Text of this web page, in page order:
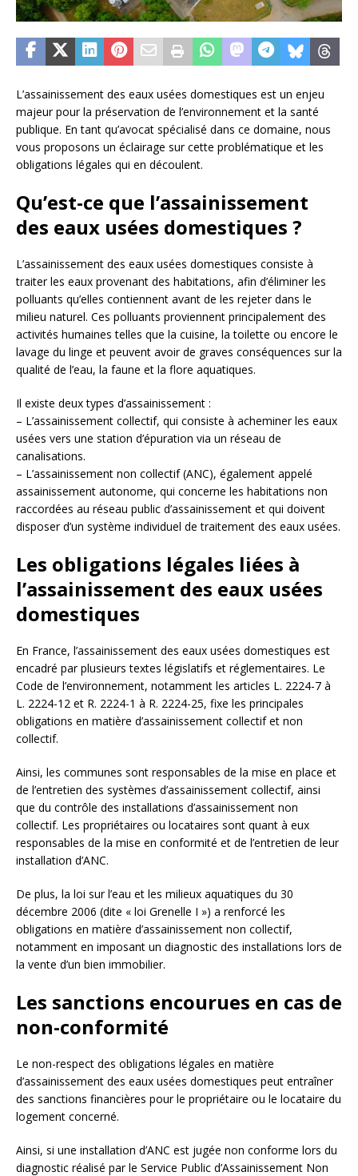
L’assainissement des eaux usées domestiques est un enjeu
majeur pour la préservation de l’environnement et la santé
publique. En tant qu’avocat spécialisé dans ce domaine, nous
vous proposons un éclairage sur cette problématique et les
obligations légales qui en découlent.
Qu’est-ce que l’assainissement
des eaux usées domestiques ?
L’assainissement des eaux usées domestiques consiste à
traiter les eaux provenant des habitations, afin d’éliminer les
polluants qu’elles contiennent avant de les rejeter dans le
milieu naturel. Ces polluants proviennent principalement des
activités humaines telles que la cuisine, la toilette ou encore le
lavage du linge et peuvent avoir de graves conséquences sur la
qualité de l’eau, la faune et la flore aquatiques.
Il existe deux types d’assainissement :
– L’assainissement collectif, qui consiste à acheminer les eaux
usées vers une station d’épuration via un réseau de
canalisations.
– L’assainissement non collectif (ANC), également appelé
assainissement autonome, qui concerne les habitations non
raccordées au réseau public d’assainissement et qui doivent
disposer d’un système individuel de traitement des eaux usées.
Les obligations légales liées à
l’assainissement des eaux usées
domestiques
En France, l’assainissement des eaux usées domestiques est
encadré par plusieurs textes législatifs et réglementaires. Le
Code de l’environnement, notamment les articles L. 2224-7 à
L. 2224-12 et R. 2224-1 à R. 2224-25, fixe les principales
obligations en matière d’assainissement collectif et non
collectif.
Ainsi, les communes sont responsables de la mise en place et
de l’entretien des systèmes d’assainissement collectif, ainsi
que du contrôle des installations d’assainissement non
collectif. Les propriétaires ou locataires sont quant à eux
responsables de la mise en conformité et de l’entretien de leur
installation d’ANC.
De plus, la loi sur l’eau et les milieux aquatiques du 30
décembre 2006 (dite « loi Grenelle I ») a renforcé les
obligations en matière d’assainissement non collectif,
notamment en imposant un diagnostic des installations lors de
la vente d’un bien immobilier.
Les sanctions encourues en cas de
non-conformité
Le non-respect des obligations légales en matière
d’assainissement des eaux usées domestiques peut entraîner
des sanctions financières pour le propriétaire ou le locataire du
logement concerné.
Ainsi, si une installation d’ANC est jugée non conforme lors du
diagnostic réalisé par le Service Public d’Assainissement Non